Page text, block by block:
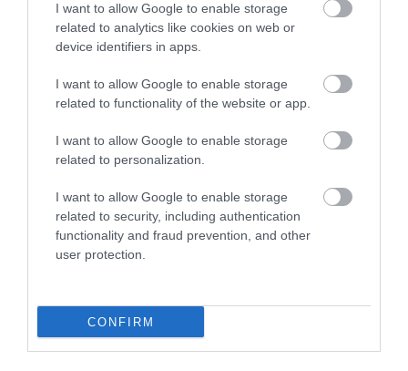
I want to allow Google to enable storage
related to analytics like cookies on web or
device identifiers in apps.
I want to allow Google to enable storage
related to functionality of the website or app.
I want to allow Google to enable storage
related to personalization.
I want to allow Google to enable storage
related to security, including authentication
functionality and fraud prevention, and other
user protection.
CONFIRM
TATA ELBŰVÖLŐ LÁTVÁNYOSSÁGAI,
2026. augusztus 08|Promóció
TÖBB MINT EGY HÓNAP IS LEHET, MIRE
2026. augusztus 07 Mindenki ügye
2026. augusztus 07|Promóció